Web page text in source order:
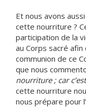
Et nous avons
cette nourriture ?
participation de la
au Corps sacré
communion de ce
que nous
nourriture ; car
cette nourriture
nous prépare pour